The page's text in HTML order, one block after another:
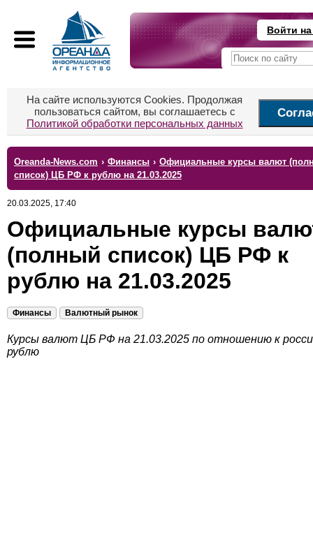
Войти
На сайте используются Cookies. Продолжая
пользоваться сайтом, вы соглашаетесь с
Политикой обработки персональных данных
Oreanda-News.com › Финансы › Официальные курсы валют
список) ЦБ РФ к рублю на 21.03.2025
20.03.2025, 17:40
Официальные курсы
(полный список) ЦБ РФ к
рублю на 21.03.2025
Финансы Валютный рынок
Курсы валют ЦБ РФ на 21.03.2025 по отношению к
рублю